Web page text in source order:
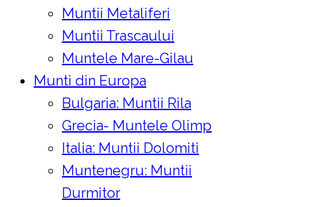
Muntii Metaliferi
Muntii Trascaului
Muntele Mare-Gilau
Munti din Europa
Bulgaria: Muntii Rila
Grecia- Muntele Olimp
Italia: Muntii Dolomiti
Muntenegru: Muntii
Durmitor